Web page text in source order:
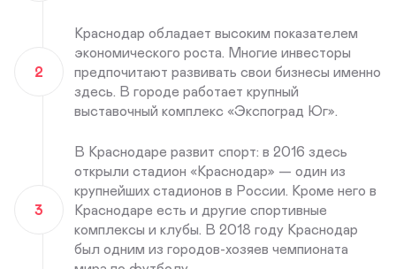
2
Краснодар обладает высоким показателем
экономического роста. Многие инвесторы
предпочитают развивать свои бизнесы именно
здесь. В городе работает крупный
выставочный комплекс «Экспоград Юг».
3
В Краснодаре развит спорт: в 2016 здесь
открыли стадион «Краснодар» — один из
крупнейших стадионов в России. Кроме него в
Краснодаре есть и другие спортивные
комплексы и клубы. В 2018 году Краснодар
был одним из городов-хозяев чемпионата